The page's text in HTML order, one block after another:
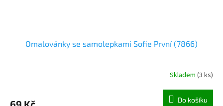
Omalovánky se samolepkami Sofie První (7866)
Skladem (3 ks)
Do košíku